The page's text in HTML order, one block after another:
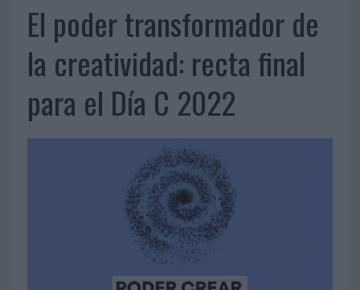
El poder transformador de
la creatividad: recta final
para el Día C 2022